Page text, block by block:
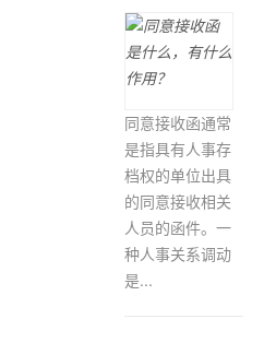
同意接收函通常
是指具有人事存
档权的单位出具
的同意接收相关
人员的函件。一
种人事关系调动
是...